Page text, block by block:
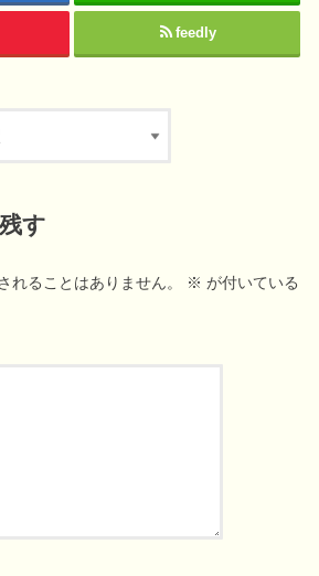
feedly
す
れることはありません。 ※ が付いている